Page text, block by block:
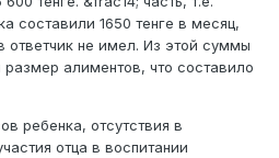
составили 1650 тенге в месяц,
ответчик не имел. Из этой суммы
алиментов, что составило
ребенка, отсутствия в
отца в воспитании